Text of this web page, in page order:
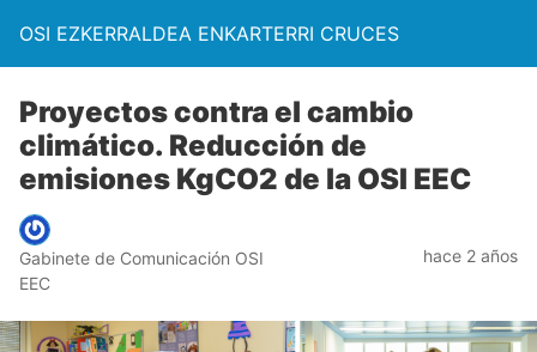
OSI EZKERRALDEA ENKARTERRI CRUCES
Proyectos contra el cambio
climático. Reducción de
emisiones KgCO2 de la OSI EEC
Gabinete de Comunicación OSI
EEC
hace 2 años